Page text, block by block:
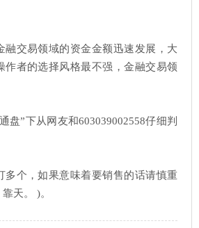
融交易领域的资金金额迅速发展，大
作者的选择风格最不强，金融交易领
盘”下从网友和603039002558仔细判
多个，如果意味着要销售的话请慎重
天。 )。